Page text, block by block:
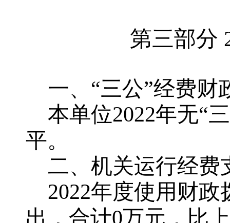
第三部分
一、 “三公”经费财
本单位2022年无“
平。
二、机关运行经费
2022年度使用财
出，合计0万元，比